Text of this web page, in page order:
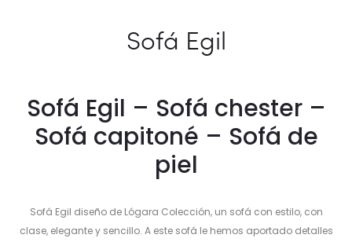
Sofá Egil
Sofá Egil – Sofá chester –
Sofá capitoné – Sofá de
piel
Sofá Egil diseño de Lógara Colección, un sofá con estilo, con
clase, elegante y sencillo. A este sofá le hemos aportado detalles